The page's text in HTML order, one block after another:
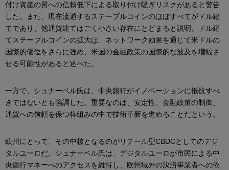
付け資産の質への信頼低下による取り付け騒ぎリスクがあると警告
した。また、現在流通するステーブルコインのほぼすべてがドル建
てであり、他通貨建てはごく小さい存在にとどまると説明。ドル建
てステーブルコインの拡大は、ネットワーク効果を通じて米ドルの
国際的優位をさらに強め、米国の金融政策の国際的な波及を増幅さ
せる可能性があると述べた。
一方で、シュナーベル氏は、中央銀行がイノベーションに抵抗すべ
きではないとも強調した。重要なのは、安定性、金融政策の制御、
通貨への信頼を保つ枠組みの中で技術革新を進めることだという。
欧州にとって、その中核となるのがリテール型CBDCとしてのデジ
タルユーロだ。シュナーベル氏は、デジタルユーロが市民による中
央銀行マネーへのアクセスを維持し、欧州域外の決済事業者への依